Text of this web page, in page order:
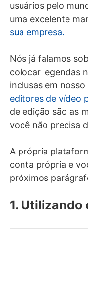
usuários pelo
uma excelente
sua empresa.
Nós já falamos
colocar legendas
inclusas em
editores de vídeo
de edição são as
você não precisa
A própria
conta própria e
próximos
1. Utilizando